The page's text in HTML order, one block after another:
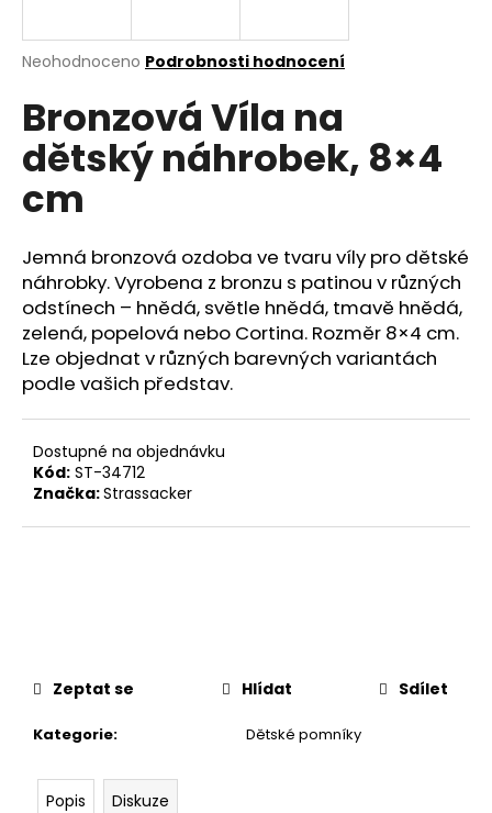
Průměrné
produktu
je
0,0
z
5
hvězdiček.
Neohodnoceno Podrobnosti hodnocení
Bronzová Víla na
dětský náhrobek, 8×4
cm
Jemná bronzová ozdoba ve tvaru víly pro dětské
náhrobky. Vyrobena z bronzu s patinou v různých
odstínech – hnědá, světle hnědá, tmavě hnědá,
zelená, popelová nebo Cortina. Rozměr 8×4 cm.
Lze objednat v různých barevných variantách
podle vašich představ.
Dostupné na objednávku
Kód: ST-34712
Značka:Strassacker
Kategorie: Dětské pomníky
Zeptat se Hlídat Sdílet
Popis Diskuze
j
t
?
HLEDAT
D
o
p
o
u
č
u